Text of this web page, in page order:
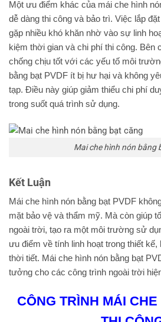
Một ưu điểm khác của mái che hình
dễ dàng thi công và bảo trì. Việc lắp
gặp nhiều khó khăn nhờ vào sự linh
kiệm thời gian và chi phí thi công. Bên
chống chịu tốt với các yếu tố môi
bằng bạt PVDF ít bị hư hại và không
tạp. Điều này giúp giảm thiểu chi phí
trong suốt quá trình sử dụng.
Mai che hình nón bằng
Kết Luận
Mái che hình nón bằng bạt PVDF
mặt bảo vệ và thẩm mỹ. Mà còn giúp
ngoài trời, tạo ra một môi trường sử
ưu điểm về tính linh hoạt trong thiết
thời tiết. Mái che hình nón bằng bạt
tưởng cho các công trình ngoài trời
CÔNG TRÌNH MÁI